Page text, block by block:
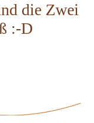
die Zwei
:-D